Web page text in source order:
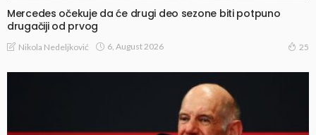
Mercedes očekuje da će drugi deo sezone biti potpuno
drugačiji od prvog
Nikola Nedeljković 6, August 2026 25